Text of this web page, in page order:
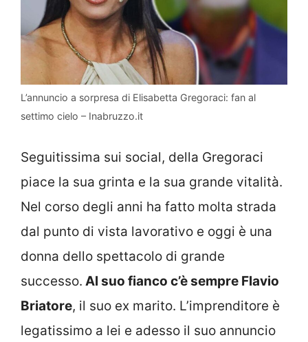
L’annuncio a sorpresa di Elisabetta Gregoraci: fan al
settimo cielo – Inabruzzo.it
Seguitissima sui social, della Gregoraci
piace la sua grinta e la sua grande vitalità.
Nel corso degli anni ha fatto molta strada
dal punto di vista lavorativo e oggi è una
donna dello spettacolo di grande
successo. Al suo fianco c’è sempre Flavio
Briatore, il suo ex marito. L’imprenditore è
legatissimo a lei e adesso il suo annuncio